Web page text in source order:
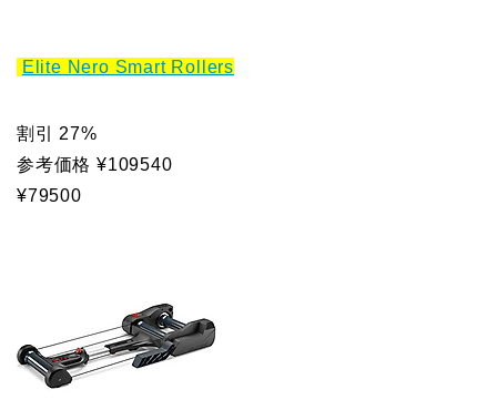
Elite Nero Smart Rollers
割引 27%
参考価格 ¥109540
¥79500